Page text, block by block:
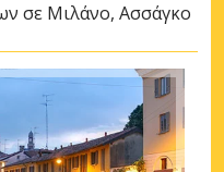
σε Μιλάνο, Ασσάγκο